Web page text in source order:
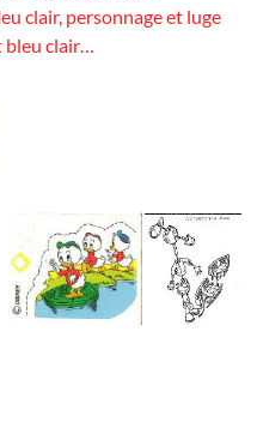
clair, personnage et luge
clair…